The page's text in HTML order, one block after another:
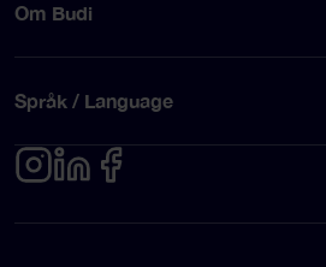
Om Budi
Språk / Language